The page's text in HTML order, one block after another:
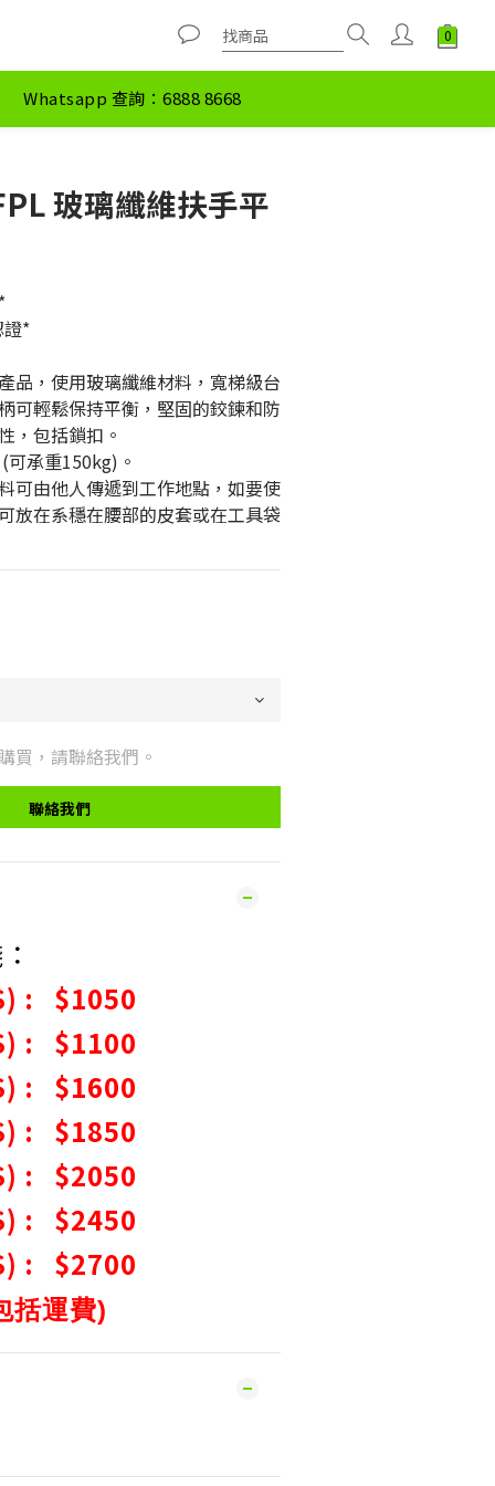
Whatsapp 查詢：6888 8668
玻璃纖維扶手平
*
品，使用玻璃纖維材料，寬梯級台
可輕鬆保持平衡，堅固的鉸鍊和防
，包括鎖扣。
承重150kg)。
可由他人傳遞到工作地點，如要使
放在系穩在腰部的皮套或在工具袋
買，請聯絡我們。
聯絡我們
: $1050
: $1100
: $1600
: $1850
: $2050
: $2450
: $2700
括運費)